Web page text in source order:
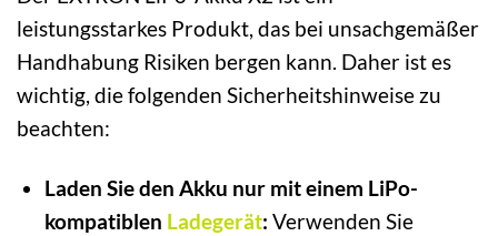
leistungsstarkes Produkt, das bei unsachgemäßer
Handhabung Risiken bergen kann. Daher ist es
wichtig, die folgenden Sicherheitshinweise zu
beachten:
Laden Sie den Akku nur mit einem LiPo-
kompatiblen Ladegerät: Verwenden Sie